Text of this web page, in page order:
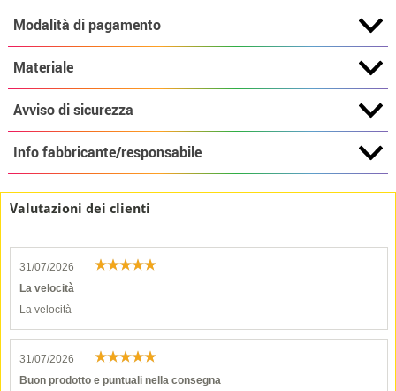
Modalità di pagamento
Materiale
Avviso di sicurezza
Info fabbricante/responsabile
Valutazioni dei clienti
31/07/2026
La velocità
La velocità
31/07/2026
Buon prodotto e puntuali nella consegna